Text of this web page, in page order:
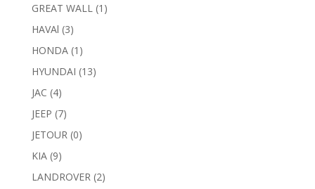
GREAT WALL (1)
HAVAl (3)
HONDA (1)
HYUNDAI (13)
JAC (4)
JEEP (7)
JETOUR (0)
KIA (9)
LANDROVER (2)